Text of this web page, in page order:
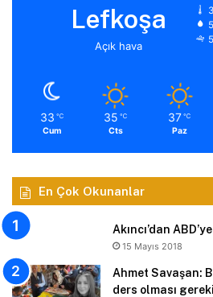
Lefkoşa
Açık hava
33 ℃
Cum
35 ℃
Cts
37 ℃
Paz
En Çok Okunanlar
Akıncı’dan
15 Mayıs 2018
Ahmet Savaşan:
ders olması